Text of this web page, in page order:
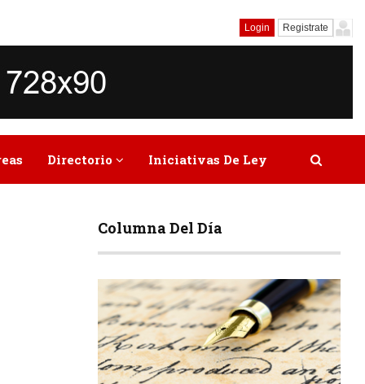
Login Registrate
Directorio Iniciativas De Ley
Columna Del Día